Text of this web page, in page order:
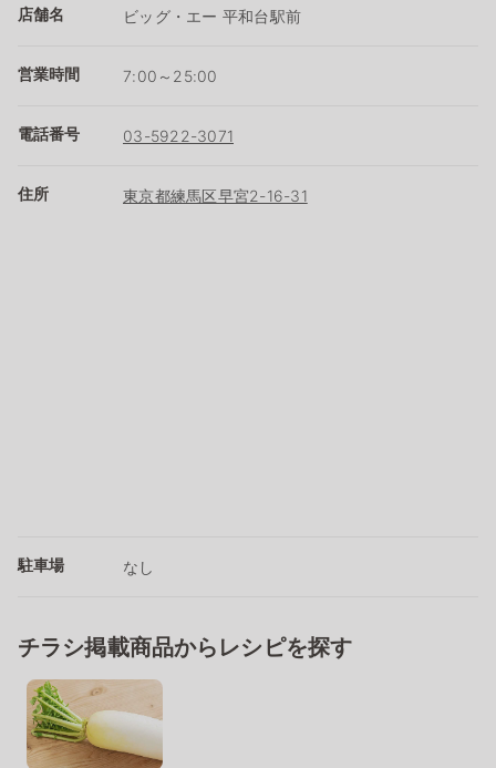
店舗名 ビッグ・エー 平和台駅前
営業時間 7:00～25:00
電話番号 03-5922-3071
住所 東京都練馬区早宮2-16-31
駐車場 なし
チラシ掲載商品からレシピを探す